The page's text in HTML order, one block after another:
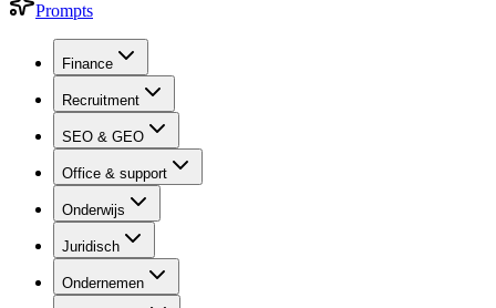
Prompts
Finance
Recruitment
SEO & GEO
Office & support
Onderwijs
Juridisch
Ondernemen